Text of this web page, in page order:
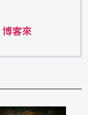
博客來